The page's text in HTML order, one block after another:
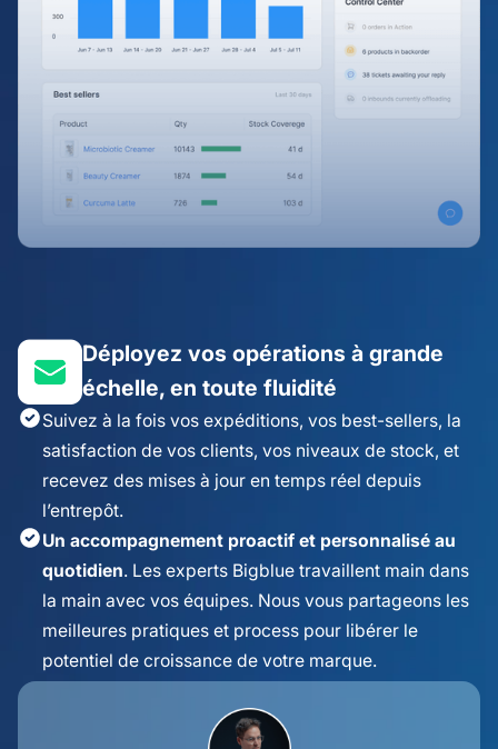
Déployez vos opérations à grande
échelle, en toute fluidité
Suivez à la fois vos expéditions, vos best-sellers, la
satisfaction de vos clients, vos niveaux de stock, et
recevez des mises à jour en temps réel depuis
l’entrepôt.
Un accompagnement proactif et personnalisé au
quotidien. Les experts Bigblue travaillent main dans
la main avec vos équipes. Nous vous partageons les
meilleures pratiques et process pour libérer le
potentiel de croissance de votre marque.